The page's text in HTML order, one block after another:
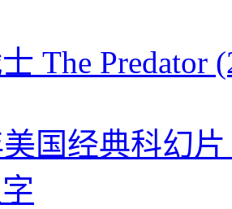
The Predator
美国经典科幻